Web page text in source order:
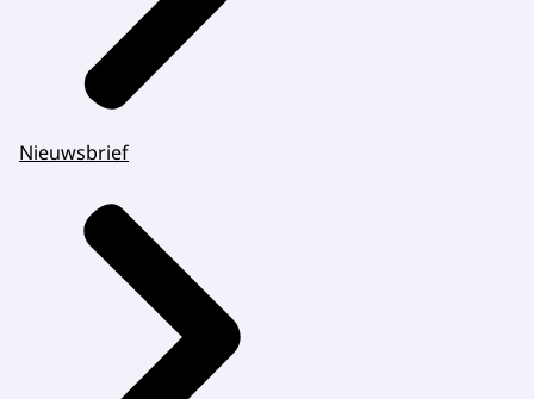
Nieuwsbrief